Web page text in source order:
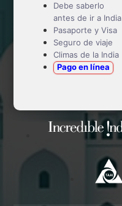
Debe saberlo
antes de ir a India
Pasaporte y Visa
Seguro de viaje
Climas de la India
Pago en línea